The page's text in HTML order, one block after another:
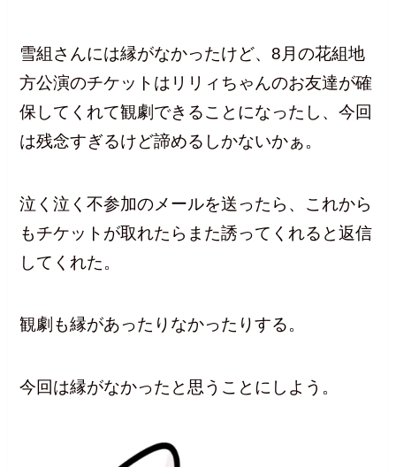
雪組さんには縁がなかったけど、8月の花組地
方公演のチケットはリリィちゃんのお友達が確
保してくれて観劇できることになったし、今回
は残念すぎるけど諦めるしかないかぁ。
泣く泣く不参加のメールを送ったら、これから
もチケットが取れたらまた誘ってくれると返信
してくれた。
観劇も縁があったりなかったりする。
今回は縁がなかったと思うことにしよう。